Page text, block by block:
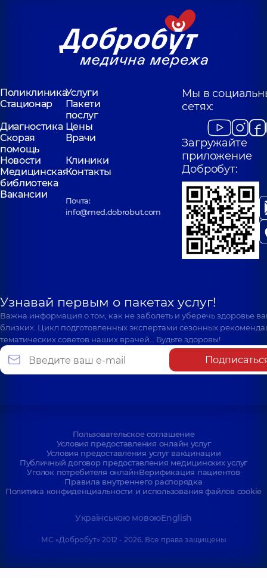
ПоликлиникаУслуги
Стационар
Пакети
послуг
Диагностика Цены
Скорая
помощь
Врачи
Новости
Клиники
Медицинская
библиотека
Контакты
Вакансии
Почта:
info@med.dobrobut.com
Мы в
сетях:
Загружайте
приложение
Добробут:
Узнавай первым о пакетах услуг!
Важна информация о том, как не заболеть и уберечь здоровье
близких. Цикл подготовленных экспертами сезонных
тематических советов наших врачей… Будьте здоровы!
Пользовательское соглашение
Условия предоставления онлайн услуг
Условия предоставления услуг вакцинации
Публичный договор предоставления медицинских услуг
Уголок потребителя онлайнВерификация пациентов
Правила внутреннего распорядка
Политика конфиденциальности и использования файлов cookie
Українською мовоюEnglish
МС «Добробут» 2012 - 2026. Все права защищены